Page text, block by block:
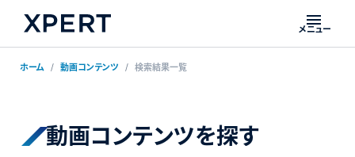
メニュー
ホーム 動画コンテンツ 検索結果一覧
動画コンテンツを探す